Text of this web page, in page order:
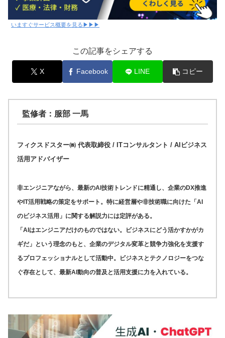
いますぐサービス概要を見る▶▶▶
この記事をシェアする
X Facebook LINE コピー
監修者：服部 一馬
フィクスドスター㈱ 代表取締役 / ITコンサルタント / AIビジネス
活用アドバイザー
非エンジニアながら、最新のAI技術トレンドに精通し、企業のDX推進
やIT活用戦略の策定をサポート。特に経営層や非技術職に向けた「AI
のビジネス活用」に関する解説力には定評がある。
「AIはエンジニアだけのものではない。ビジネスにどう活かすかがカ
ギだ」という理念のもと、企業のデジタル変革と競争力強化を支援す
るプロフェッショナルとして活動中。ビジネスとテクノロジーをつな
ぐ存在として、最新AI動向の普及と活用支援に力を入れている。